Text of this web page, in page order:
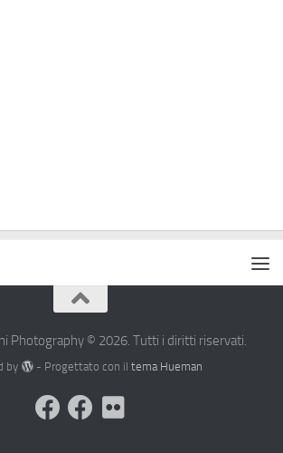
Photography © 2026. Tutti i diritti riservati.
by - Progettato con il tema Hueman